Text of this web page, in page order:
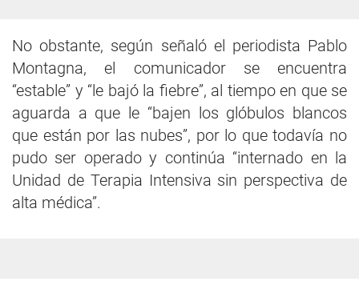
No obstante, según señaló el periodista Pablo
Montagna, el comunicador se encuentra
“estable” y “le bajó la fiebre”, al tiempo en que se
aguarda a que le “bajen los glóbulos blancos
que están por las nubes”, por lo que todavía no
pudo ser operado y continúa “internado en la
Unidad de Terapia Intensiva sin perspectiva de
alta médica”.